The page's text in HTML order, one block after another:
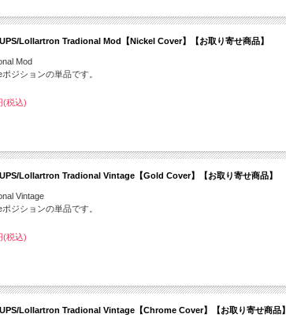
Lollartron Tradional Mod【Nickel Cover】【お取り寄せ商品】
Mod
ジションの単品です。
(税込)
Lollartron Tradional Vintage【Gold Cover】【お取り寄せ商品】
Vintage
ジションの単品です。
(税込)
Lollartron Tradional Vintage【Chrome Cover】【お取り寄せ商品】